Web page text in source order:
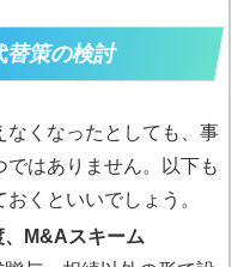
替策の検討
なくなったとしても、事
ではありません。以下も
くといいでしょう。
M&Aスキーム